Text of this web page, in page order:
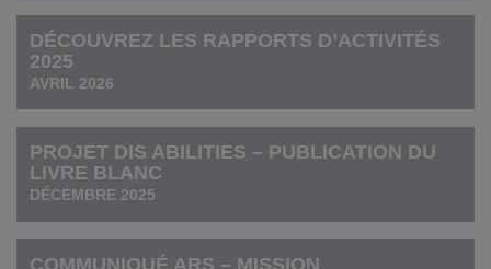
DÉCOUVREZ LES RAPPORTS D’ACTIVITÉS
2025
AVRIL 2026
PROJET DIS ABILITIES – PUBLICATION DU
LIVRE BLANC
DÉCEMBRE 2025
COMMUNIQUÉ ARS – MISSION